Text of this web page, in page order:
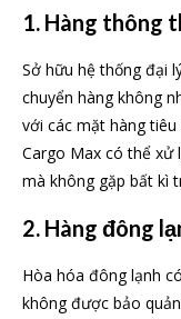
1. Hàng thông
Sở hữu hệ thống đại
chuyển hàng không
với các mặt hàng
Cargo Max có thể xử
mà không gặp bất kì
2. Hàng đông
Hòa hóa đông lạnh
không được bảo